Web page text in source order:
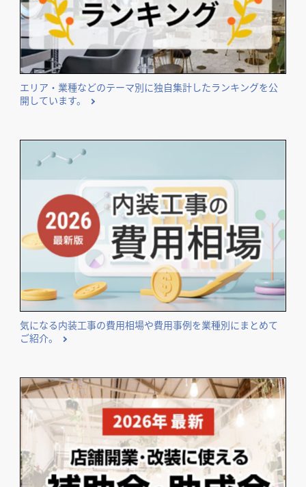
エリア・業種などのテーマ別に独自集計したランキングを公
開しています。
気になる内装工事の費用相場や費用事例を業種別にまとめて
ご紹介。